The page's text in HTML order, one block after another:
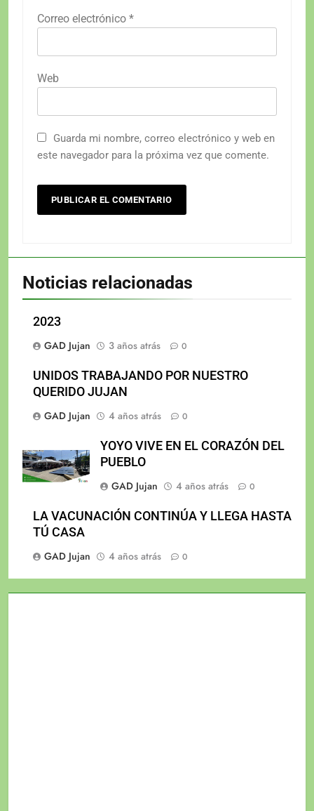
Correo electrónico *
Web
Guarda mi nombre, correo electrónico y web en
este navegador para la próxima vez que comente.
Noticias relacionadas
2023
GAD Jujan
3 años atrás 0
UNIDOS TRABAJANDO POR NUESTRO
QUERIDO JUJAN
GAD Jujan
4 años atrás 0
YOYO VIVE EN EL CORAZÓN DEL
PUEBLO
GAD Jujan
4 años atrás 0
LA VACUNACIÓN CONTINÚA Y LLEGA HASTA
TÚ CASA
GAD Jujan
4 años atrás 0